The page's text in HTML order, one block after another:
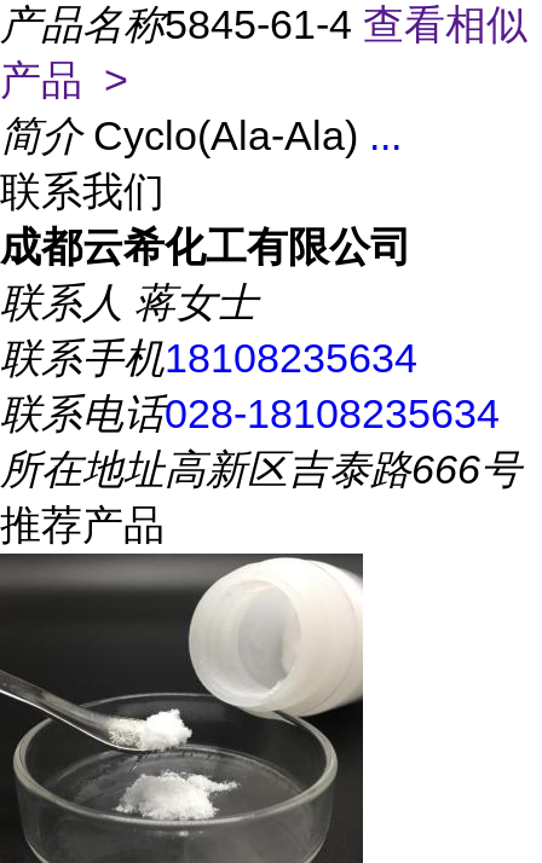
产品名称5845-61-4 查看相似
产品 >
简介 Cyclo(Ala-Ala) ...
联系我们
成都云希化工有限公司
联系人 蒋女士
联系手机18108235634
联系电话028-18108235634
所在地址高新区吉泰路666号
推荐产品